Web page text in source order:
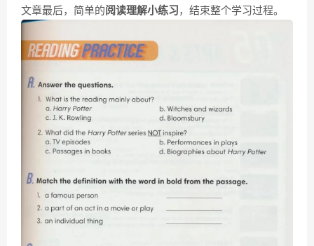
文章最后，简单的 阅读理解小练习 ，结束整个学习过程。